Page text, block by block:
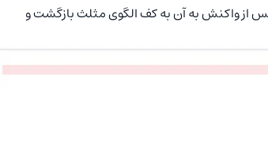
از واکنش به آن به کف الگوی مثلث بازگشت و